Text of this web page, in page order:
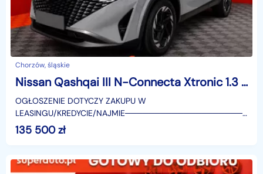
Chorzów, śląskie
Nissan Qashqai III N-Connecta Xtronic 1.3 DIG-T mHEV N-Connecta Xtronic 1.3 DIG-T mHEV 158KM
OGŁOSZENIE DOTYCZY ZAKUPU W
LEASINGU/KREDYCIE/
SUPERAUTO.PL?✔ Lider ryn
135 500zł